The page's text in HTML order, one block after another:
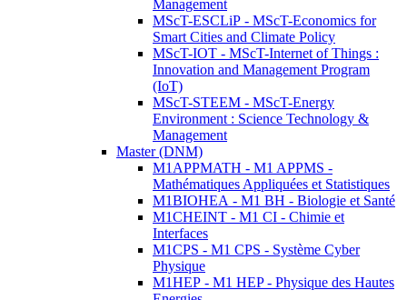
Management
MScT-ESCLiP - MScT-Economics for
Smart Cities and Climate Policy
MScT-IOT - MScT-Internet of Things :
Innovation and Management Program
(IoT)
MScT-STEEM - MScT-Energy
Environment : Science Technology &
Management
Master (DNM)
M1APPMATH - M1 APPMS -
Mathématiques Appliquées et Statistiques
M1BIOHEA - M1 BH - Biologie et Santé
M1CHEINT - M1 CI - Chimie et
Interfaces
M1CPS - M1 CPS - Système Cyber
Physique
M1HEP - M1 HEP - Physique des Hautes